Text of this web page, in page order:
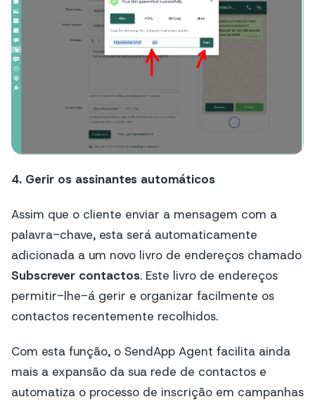
4. Gerir os assinantes automáticos
Assim que o cliente enviar a mensagem com a
palavra-chave, esta será automaticamente
adicionada a um novo livro de endereços chamado
Subscrever contactos. Este livro de endereços
permitir-lhe-á gerir e organizar facilmente os
contactos recentemente recolhidos.
Com esta função, o SendApp Agent facilita ainda
mais a expansão da sua rede de contactos e
automatiza o processo de inscrição em campanhas